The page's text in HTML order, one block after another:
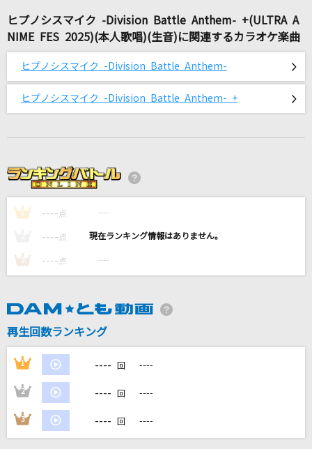
BEGIN
RAIN MAN
[生音]あゝ人生に涙あり
里見浩太朗・横内正
[生音]September
エウレカ
カラオケ最新情報をチェック！
ヒプノシスマイク -Division Battle Anthem- +(ULTRA A
NIME FES 2025)(本人歌唱)(生音)に関連するカラオケ楽曲
ヒプノシスマイク -Division Battle Anthem-
ヒプノシスマイク -Division Battle Anthem- +
1 ---- 点 ----
---- 点 ----
3 ---- 点 ----
再生回数ランキング
1 ---- 回 ----
2 ---- 回 ----
3 ---- 回 ----